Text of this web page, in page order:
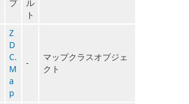
プ
ル
ト
Z
D
C.
M
a
p
-
マップクラスオブジェ
クト